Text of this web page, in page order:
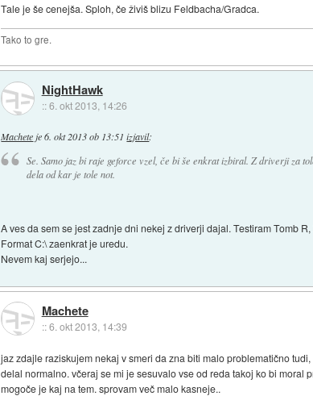
Tale je še cenejša. Sploh, če živiš blizu Feldbacha/Gradca.
Tako to gre.
NightHawk
::6. okt 2013, 14:26
Machete je6. okt 2013 ob 13:51 izjavil:
Se. Samo jaz bi raje geforce vzel, če bi še enkrat izbiral. Z driverji za
dela od kar je tole not.
A ves da sem se jest zadnje dni nekej z driverji dajal. Testiram Tomb
Format C:\ zaenkrat je uredu.
Nevem kaj serjejo...
Machete
::6. okt 2013, 14:39
jaz zdajle raziskujem nekaj v smeri da zna biti malo problematično
delal normalno. včeraj se mi je sesuvalo vse od reda takoj ko bi moral
mogoče je kaj na tem. sprovam več malo kasneje..